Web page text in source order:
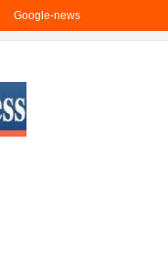
Google-news